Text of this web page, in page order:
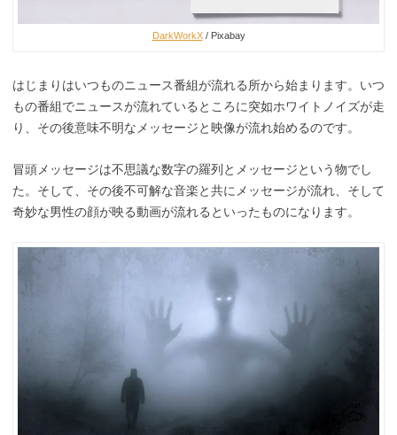
DarkWorkX/ Pixabay
はじまりはいつものニュース番組が流れる所から始まります。いつ
もの番組でニュースが流れているところに突如ホワイトノイズが走
り、その後意味不明なメッセージと映像が流れ始めるのです。
冒頭メッセージは不思議な数字の羅列とメッセージという物でし
た。そして、その後不可解な音楽と共にメッセージが流れ、そして
奇妙な男性の顔が映る動画が流れるといったものになります。